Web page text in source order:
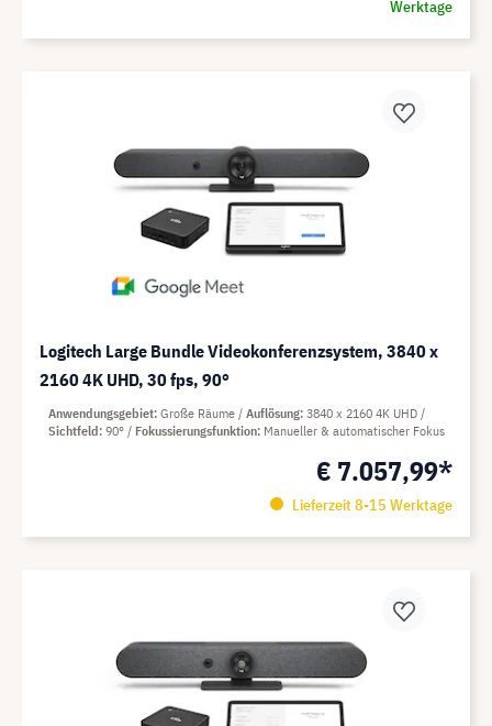
Werktage
Logitech Large Bundle Videokonferenzsystem, 3840 x
2160 4K UHD, 30 fps, 90°
€ 7.057,99*
Lieferzeit 8-15 Werktage
Anwendungsgebiet Große Räume Auflösung 3840 x 2160 4K UHD
Sichtfeld 90° Fokussierungsfunktion Manueller & automatischer Fokus